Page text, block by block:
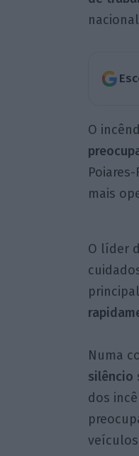
O
mais
O líder
Numa
silêncio
dos
veículos